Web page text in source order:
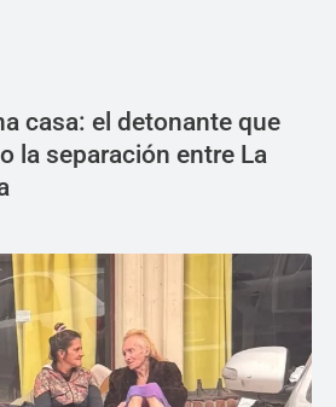
casa: el detonante que
la separación entre La